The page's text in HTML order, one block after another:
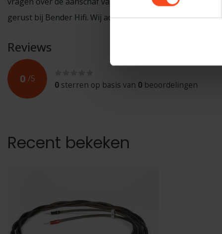
gerust bij Bender Hifi. Wij adviseren u graag op basis
Reviews
0 /5
0 sterren op basis van 0 beoordelingen
Recent bekeken